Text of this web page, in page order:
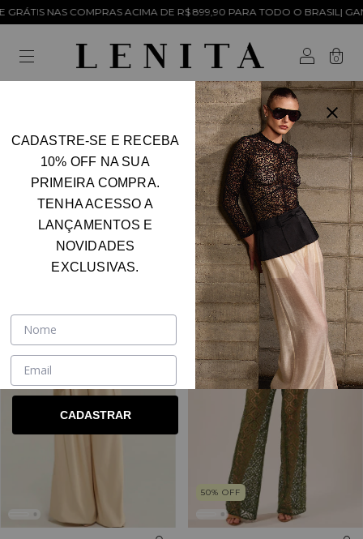
COMPRAS ACIMA DE R$ 899,90 PARA TODO O BRASIL| GANHE 5% OFF
0
Produtos FILTRAR
50% OFF
CADASTRE-SE E RECEBA
10% OFF NA SUA
PRIMEIRA COMPRA.
TENHA ACESSO A
LANÇAMENTOS E
NOVIDADES
EXCLUSIVAS.
CADASTRAR